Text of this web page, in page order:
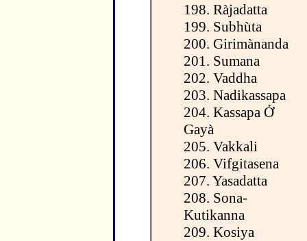
198. Ràjadatta
199. Subhùta
200. Girimànanda
201. Sumana
202. Vaddha
203. Nadikassapa
204. Kassapa Ở
Gayà
205. Vakkali
206. Vifgitasena
207. Yasadatta
208. Sona-
Kutikanna
209. Kosiya